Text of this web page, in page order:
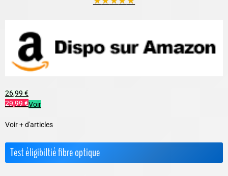
26,99 €
29,99 €Voir
Voir + d'articles
Test éligibiltié fibre optique